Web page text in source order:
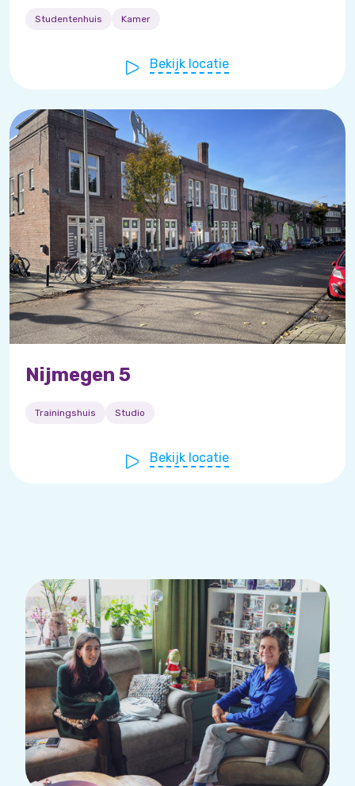
Studentenhuis Kamer
Bekijk locatie
Nijmegen 5
Trainingshuis Studio
Bekijk locatie